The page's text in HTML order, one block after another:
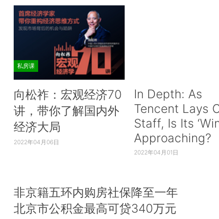
私房课
向松祚：宏观经济70
讲，带你了解国内外
经济大局
2022年04月06日
In Depth: As
Tencent Lays
Staff, Is Its
Approaching?
2022年04月01日
非京籍五环内购房社保降至一年
北京市公积金最高可贷340万元